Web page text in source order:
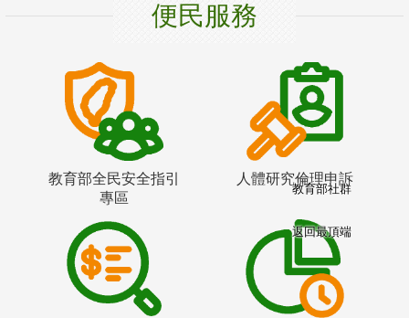
便民服務
教育部全民安全指引
專區
人體研究倫理申訴
教育部社群
返回最頂端